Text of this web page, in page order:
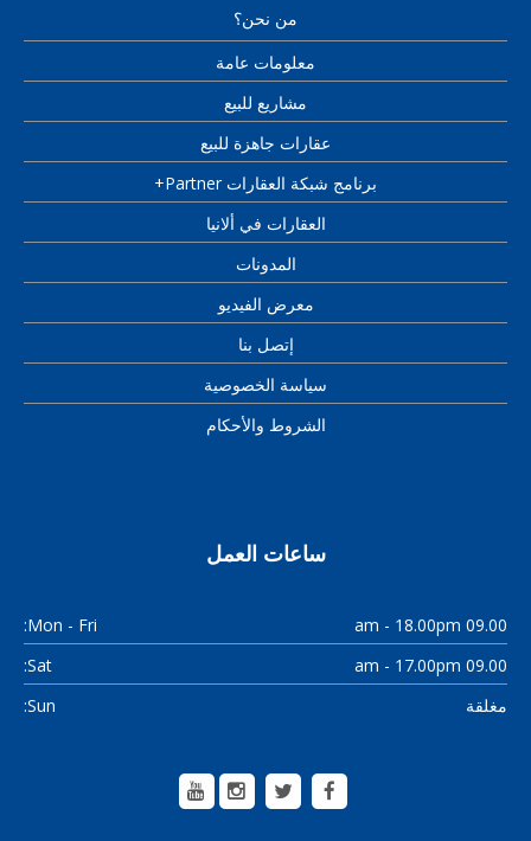
من نحن؟
معلومات عامة
مشاريع للبيع
عقارات جاهزة للبيع
برنامج شبكة العقارات Partner+
العقارات في ألانيا
المدونات
معرض الفيديو
إتصل بنا
سياسة الخصوصية
الشروط والأحكام
ساعات العمل
Mon - Fri:
09.00 am - 18.00pm
Sat:
09.00 am - 17.00pm
Sun:
مغلقة